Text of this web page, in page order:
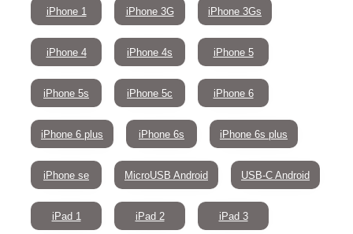
Mac Mini
2018+
Mac Mini med
M1
Mac Mini med
M2 / M2 Pro
iPhone 1 iPhone 3G iPhone 3Gs
iPhone 4 iPhone 4s iPhone 5
iPhone 5s iPhone 5c iPhone 6
iPhone 6 plus iPhone 6s iPhone 6s plus
iPhone se MicroUSB Android USB-C Android
iPad 1 iPad 2 iPad 3